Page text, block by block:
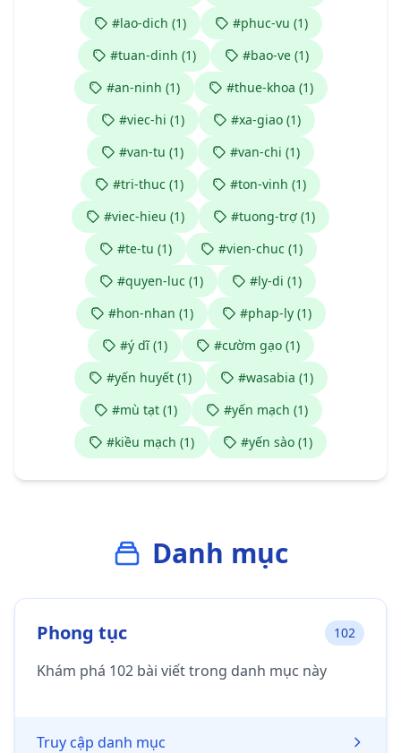
#lao-dich (1)
#phuc-vu (1)
#tuan-dinh (1)
#bao-ve (1)
#an-ninh (1)
#thue-khoa (1)
#viec-hi (1)
#xa-giao (1)
#van-tu (1)
#van-chi (1)
#tri-thuc (1)
#ton-vinh (1)
#viec-hieu (1)
#tuong-trợ (1)
#te-tu (1)
#vien-chuc (1)
#quyen-luc (1)
#ly-di (1)
#hon-nhan (1)
#phap-ly (1)
#ý dĩ (1)
#cườm gạo (1)
#yến huyết (1)
#wasabia (1)
#mù tạt (1)
#yến mạch (1)
#kiều mạch (1)
#yến sào (1)
Danh mục
Phong tục 102
Khám phá 102 bài viết trong danh mục này
Truy cập danh mục